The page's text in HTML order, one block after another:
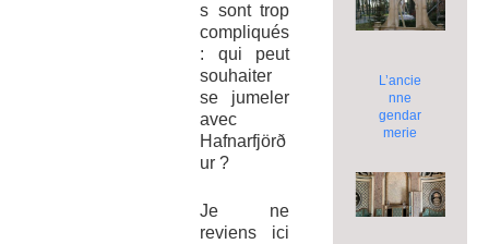
s sont trop
compliqués
: qui peut
souhaiter
se jumeler
avec
Hafnarfjörð
ur ?
Je ne
reviens ici
L’ancie
nne
gendar
merie